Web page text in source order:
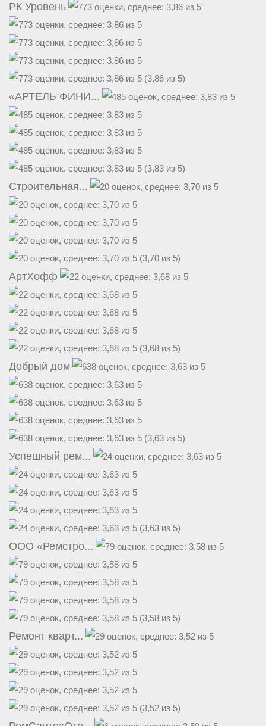
РК Уровень
(3,86 из 5)
«АРТЕЛЬ ФИНИ...
(3,83 из 5)
Строительная...
(3,70 из 5)
АртХофф
(3,68 из 5)
Добрый дом
(3,63 из 5)
Успешный рем...
(3,63 из 5)
ООО «Ремстро...
(3,58 из 5)
Ремонт кварт...
(3,52 из 5)